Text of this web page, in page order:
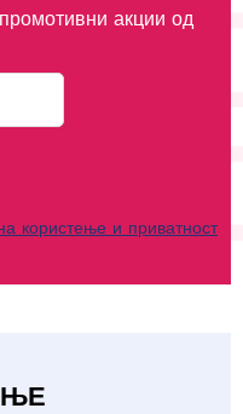
акции од
користење и приватност